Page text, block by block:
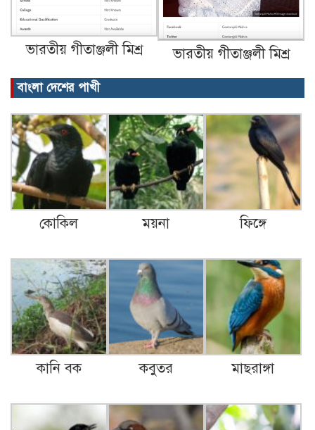
ভারতীয় গীতাঞ্জলী মিশ্র ভারতীয় গীতাঞ্জলী মিশ্র
বাংলা দেশের পাখী
কোকিল ময়না ফিঙ্গে
কানি বক কবুতর মাছরাঙ্গা